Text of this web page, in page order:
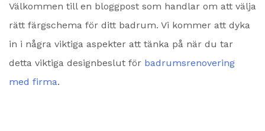
Välkommen till en bloggpost som handlar om att välja
rätt färgschema för ditt badrum. Vi kommer att dyka
in i några viktiga aspekter att tänka på när du tar
detta viktiga designbeslut för badrumsrenovering
med firma.